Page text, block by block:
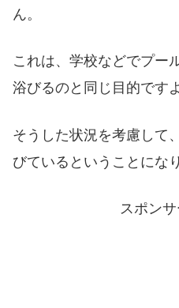
ん。
これは、学校などでプー
浴びるのと同じ目的ですよ
そうした状況を考慮して
びているということにな
スポン